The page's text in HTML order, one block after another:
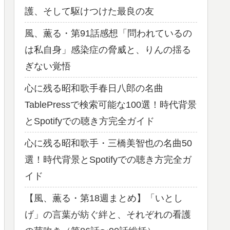
護、そして駆けつけた最良の友
風、薫る・第91話感想「問われているの
は私自身」感染症の脅威と、りんの揺る
ぎない覚悟
心に残る昭和歌手春日八郎の名曲
TablePressで検索可能な100選！時代背景
とSpotifyでの聴き方完全ガイド
心に残る昭和歌手・三橋美智也の名曲50
選！時代背景とSpotifyでの聴き方完全ガ
イド
【風、薫る・第18週まとめ】「いとし
げ」の言葉が紡ぐ絆と、それぞれの看護